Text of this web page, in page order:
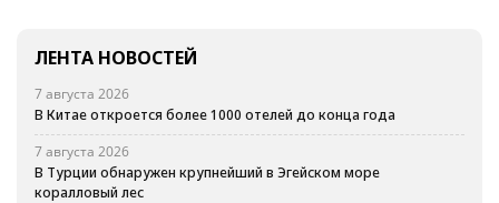
ЛЕНТА НОВОСТЕЙ
7 августа 2026
В Китае откроется более 1000 отелей до конца года
7 августа 2026
В Турции обнаружен крупнейший в Эгейском море
коралловый лес